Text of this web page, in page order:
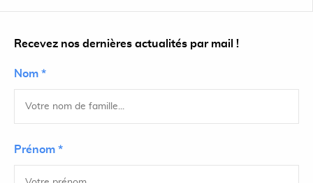
Recevez nos dernières actualités par mail !
Nom *
Prénom *